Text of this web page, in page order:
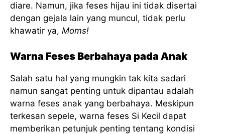
diare. Namun, jika feses hijau ini tidak disertai
dengan gejala lain yang muncul, tidak perlu
khawatir ya, Moms!
Warna Feses Berbahaya pada Anak
Salah satu hal yang mungkin tak kita sadari
namun sangat penting untuk dipantau adalah
warna feses anak yang berbahaya. Meskipun
terkesan sepele, warna feses Si Kecil dapat
memberikan petunjuk penting tentang kondisi